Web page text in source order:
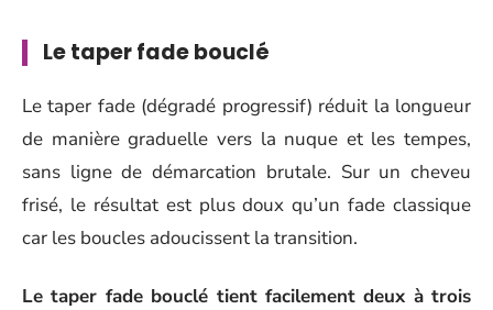
Le taper fade bouclé
Le taper fade (dégradé progressif) réduit la longueur
de manière graduelle vers la nuque et les tempes,
sans ligne de démarcation brutale. Sur un cheveu
frisé, le résultat est plus doux qu’un fade classique
car les boucles adoucissent la transition.
Le taper fade bouclé tient facilement deux à trois